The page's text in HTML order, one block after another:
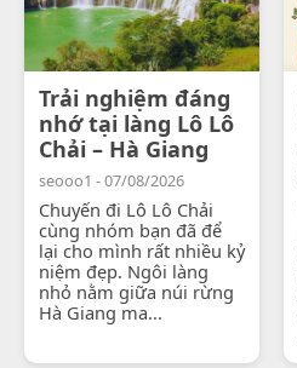
Trải nghiệm đáng
nhớ tại làng Lô Lô
Chải – Hà Giang
seooo1 - 07/08/2026
Chuyến đi Lô Lô Chải
cùng nhóm bạn đã để
lại cho mình rất nhiều kỷ
niệm đẹp. Ngôi làng
nhỏ nằm giữa núi rừng
Hà Giang ma...